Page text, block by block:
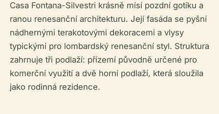
Casa Fontana-Silvestri krásně mísí pozdní gotiku a
ranou renesanční architekturu. Její fasáda se pyšní
nádhernými terakotovými dekoracemi a vlysy
typickými pro lombardský renesanční styl. Struktura
zahrnuje tři podlaží: přízemí původně určené pro
komerční využití a dvě horní podlaží, která sloužila
jako rodinná rezidence.